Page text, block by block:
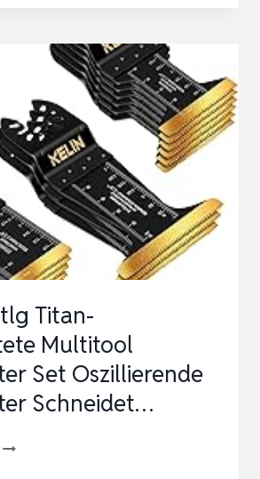
IDEAL
METALL
tlg Titan-
Multitool
Set Oszillierende
Schneidet…
KELIN